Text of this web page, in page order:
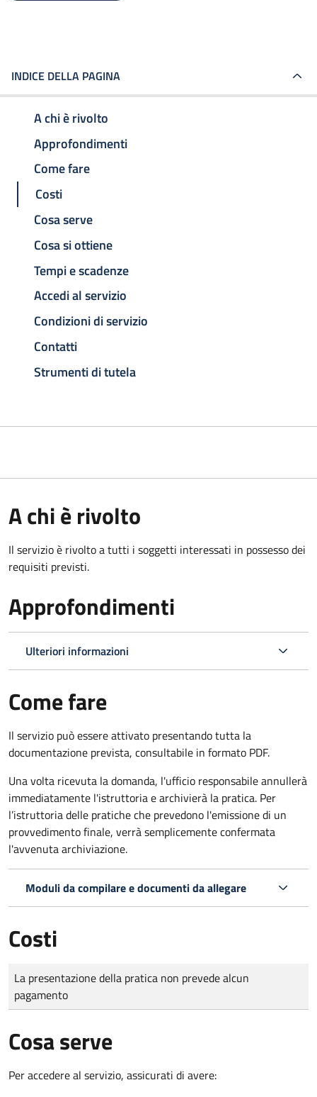
INDICE DELLA PAGINA
A chi è rivolto
Approfondimenti
Come fare
Costi
Cosa serve
Cosa si ottiene
Tempi e scadenze
Accedi al servizio
Condizioni di servizio
Contatti
Strumenti di tutela
A chi è rivolto
Il servizio è rivolto a tutti i soggetti interessati in possesso dei
requisiti previsti.
Approfondimenti
Ulteriori informazioni
Come fare
Il servizio può essere attivato presentando tutta la
documentazione prevista, consultabile in formato PDF.
Una volta ricevuta la domanda, l'ufficio responsabile annullerà
immediatamente l'istruttoria e archivierà la pratica. Per
l’istruttoria delle pratiche che prevedono l'emissione di un
provvedimento finale, verrà semplicemente confermata
l'avvenuta archiviazione.
Moduli da compilare e documenti da allegare
Costi
Tipo di pagamento
Importo
La presentazione della pratica non prevede alcun
pagamento
Cosa serve
Per accedere al servizio, assicurati di avere: